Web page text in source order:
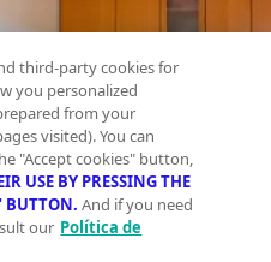
third-party cookies for
you personalized
from your
visited). You can
"Accept cookies" button,
USE BY PRESSING THE
BUTTON. And if you need
our Política de